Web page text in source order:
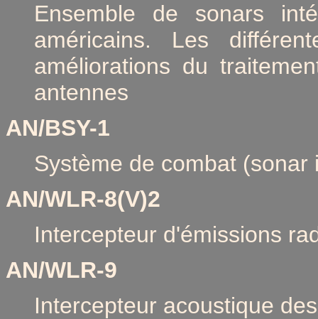
Ensemble de sonars
américains. Les
améliorations du
antennes
AN/BSY-1
Système de combat
AN/WLR-8(V)2
Intercepteur d'émissions
AN/WLR-9
Intercepteur acoustique